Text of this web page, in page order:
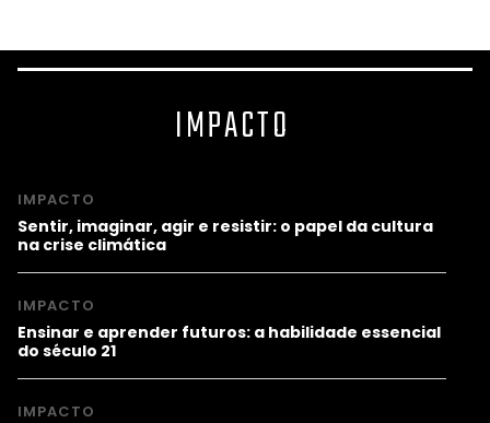
IMPACTO
IMPACTO
Sentir, imaginar, agir e resistir: o papel da cultura
na crise climática
IMPACTO
Ensinar e aprender futuros: a habilidade essencial
do século 21
IMPACTO